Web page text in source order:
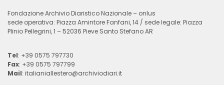
Fondazione Archivio Diaristico Nazionale – onlus
sede operativa: Piazza Amintore Fanfani, 14 / sede legale: Piazza
Plinio Pellegrini, 1 – 52036 Pieve Santo Stefano AR
Tel: +39 0575 797730
Fax: +39 0575 797799
Mail: italianiallestero@archiviodiari.it